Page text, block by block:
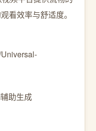
看效率与舒适度。
助生成